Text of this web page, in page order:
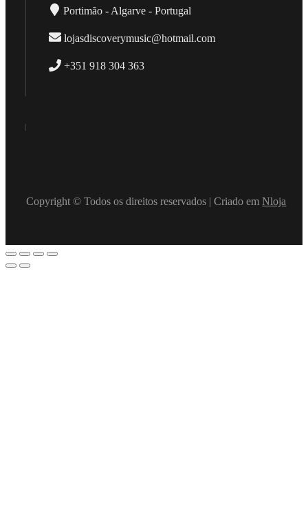
Portimão - Algarve - Portugal
lojasdiscoverymusic@hotmail.com
+351 918 304 363
Copyright © Todos os direitos reservados | Criado emNloja